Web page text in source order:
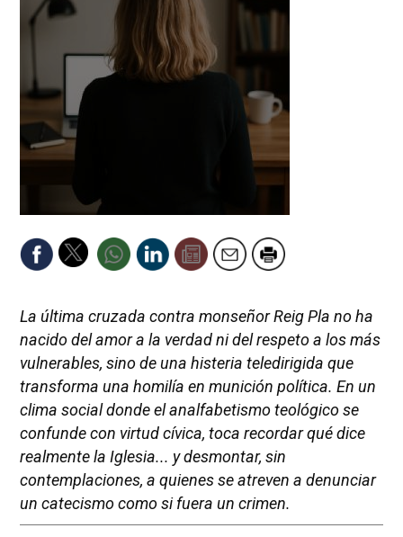
La última cruzada contra monseñor Reig Pla no ha
nacido del amor a la verdad ni del respeto a los más
vulnerables, sino de una histeria teledirigida que
transforma una homilía en munición política. En un
clima social donde el analfabetismo teológico se
confunde con virtud cívica, toca recordar qué dice
realmente la Iglesia... y desmontar, sin
contemplaciones, a quienes se atreven a denunciar
un catecismo como si fuera un crimen.